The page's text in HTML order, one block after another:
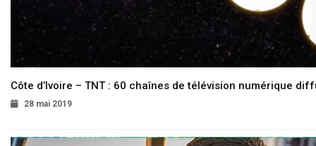
Côte d’Ivoire – TNT : 60 chaînes de télévision numérique
28 mai 2019